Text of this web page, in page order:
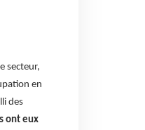
secteur,
en
des
ont eux